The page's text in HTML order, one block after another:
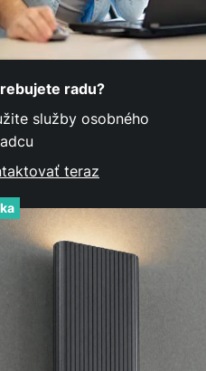
radu?
služby osobného
teraz